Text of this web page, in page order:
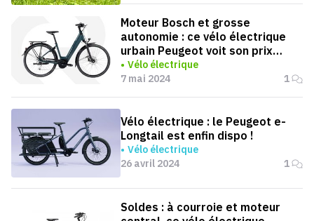
Moteur Bosch et grosse
autonomie : ce vélo électrique
urbain Peugeot voit son prix
chuter de 1 000 € chez Alltricks
Vélo électrique
7 mai 2024
1
Vélo électrique : le Peugeot e-
Longtail est enfin dispo !
Vélo électrique
26 avril 2024
1
Soldes : à courroie et moteur